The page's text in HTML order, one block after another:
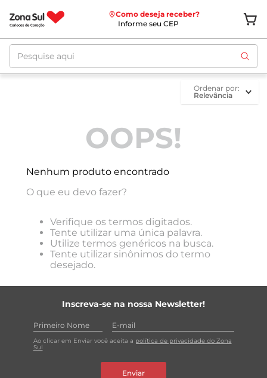
Como deseja receber?
Informe seu CEP
Pesquise aqui
ordenar por
Relevância
OOPS!
Nenhum produto encontrado
O que eu devo fazer?
Verifique os termos digitados.
Tente utilizar uma única palavra.
Utilize termos genéricos na busca.
Tente utilizar sinônimos do termo
desejado.
Inscreva-se na nossa Newsletter!
Ao clicar em Enviar você aceita a política de privacidade do Zona
Sul
Enviar